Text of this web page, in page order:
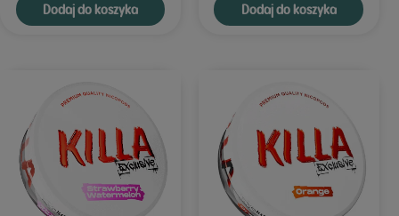
Dodaj do koszyka Dodaj do koszyka